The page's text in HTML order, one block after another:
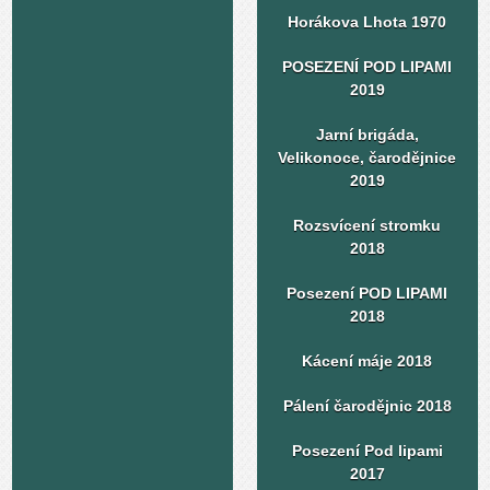
Horákova Lhota 1970
POSEZENÍ POD LIPAMI
2019
Jarní brigáda,
Velikonoce, čarodějnice
2019
Rozsvícení stromku
2018
Posezení POD LIPAMI
2018
Kácení máje 2018
Pálení čarodějnic 2018
Posezení Pod lipami
2017